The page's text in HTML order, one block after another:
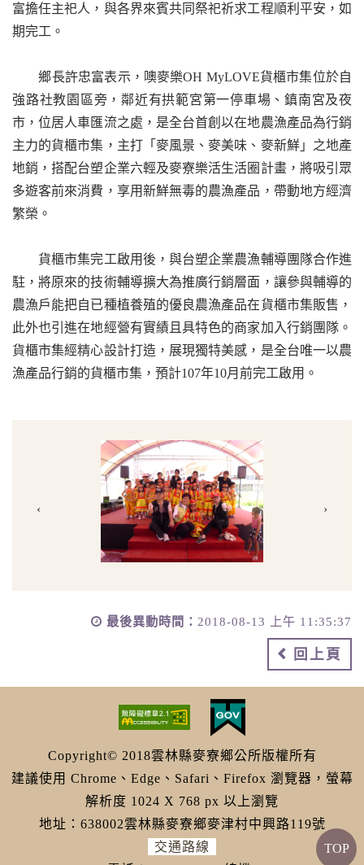
富擔任主祀人，與各界來賓共同祭祀祈求工程順利平安，如
期完工。
鄉長許忠富表示，噢麥樂OH MyLOVE貨櫃市集位於自
強路社教園區旁，鄰近有拱範宮第一停車場、鎮南宮及夜
市，位居人車匯流之處，是全台首創以在地農漁產品為行銷
主力的貨櫃市集，主打「麥風景、麥美味、麥新鮮」之地產
地銷，搭配台塑企業六輕及麥寮樂活生活圈計畫，將吸引眾
多遊客前來消費，享用新鮮無毒的農漁產品，帶動地方經濟
繁榮。
貨櫃市集完工啟用後，與台塑企業農漁輔導團隊合作進
駐，將原來的技術輔導擴大為推廣行銷層面，讓參與輔導的
農漁戶能把自已種植養殖的優良農漁產品在貨櫃市集販售，
此外也引進在地經營有實績且具特色的商家加入行銷團隊。
貨櫃市集經精心設計打造，展現獨特美感，是全台唯一以農
漁產品行銷的貨櫃市集，預計107年10月前完工啟用。
‹ ›
最後異動時間： 2018-08-13 上午 11:35:37
回上頁
Copyright© 2018雲林縣麥寮鄉公所版權所有
建議使用 Chrome、Edge、Safari、Firefox 瀏覽器，螢幕
解析度 1024 X 768 px 以上瀏覽
地址：638002雲林縣麥寮鄉麥津村中興路119號
交通路線
TOP